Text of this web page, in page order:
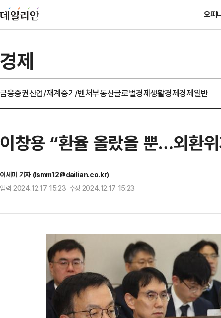
오피
경제
금융증권산업/재계중기/벤처부동산글로벌경제생활경제경제일반
이창용 “환율 올랐을 뿐…외환
이세미 기자 (lsmm12@dailian.co.kr)
입력 2024.12.17 15:23 수정 2024.12.17 15:23